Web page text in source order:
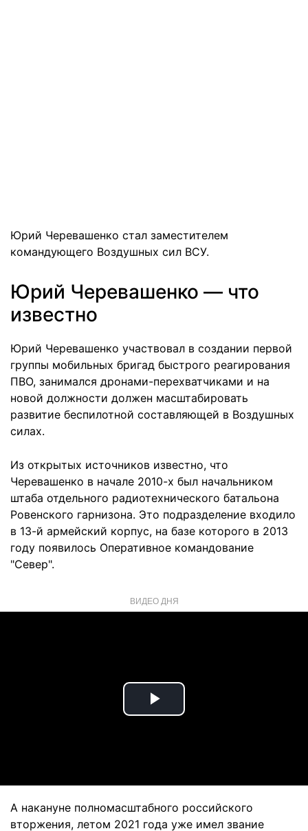
Юрий Черевашенко стал заместителем
командующего Воздушных сил ВСУ.
Юрий Черевашенко — что
известно
Юрий Черевашенко участвовал в создании первой
группы мобильных бригад быстрого реагирования
ПВО, занимался дронами-перехватчиками и на
новой должности должен масштабировать
развитие беспилотной составляющей в Воздушных
силах.
Из открытых источников известно, что
Черевашенко в начале 2010-х был начальником
штаба отдельного радиотехнического батальона
Ровенского гарнизона. Это подразделение входило
в 13-й армейский корпус, на базе которого в 2013
году появилось Оперативное командование
"Север".
ВИДЕО ДНЯ
Play
А накануне полномасштабного российского
вторжения, летом 2021 года уже имел звание